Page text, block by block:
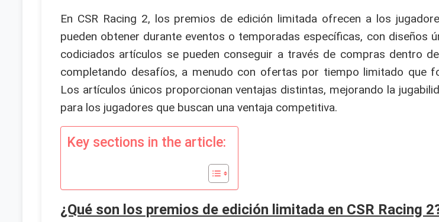
En CSR Racing 2, los premios de edición limitada ofrecen a los
pueden obtener durante eventos o temporadas específicas, con diseños
codiciados artículos se pueden conseguir a través de compras dentro
completando desafíos, a menudo con ofertas por tiempo limitado que
Los artículos únicos proporcionan ventajas distintas, mejorando la
para los jugadores que buscan una ventaja competitiva.
Key sections in the article:
¿Qué son los premios de edición limitada en CSR Racing